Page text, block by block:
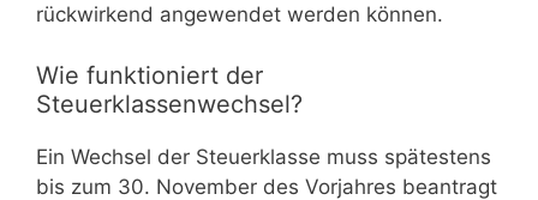
rückwirkend angewendet werden können.
Wie funktioniert der
Steuerklassenwechsel?
Ein Wechsel der Steuerklasse muss spätestens
bis zum 30. November des Vorjahres beantragt